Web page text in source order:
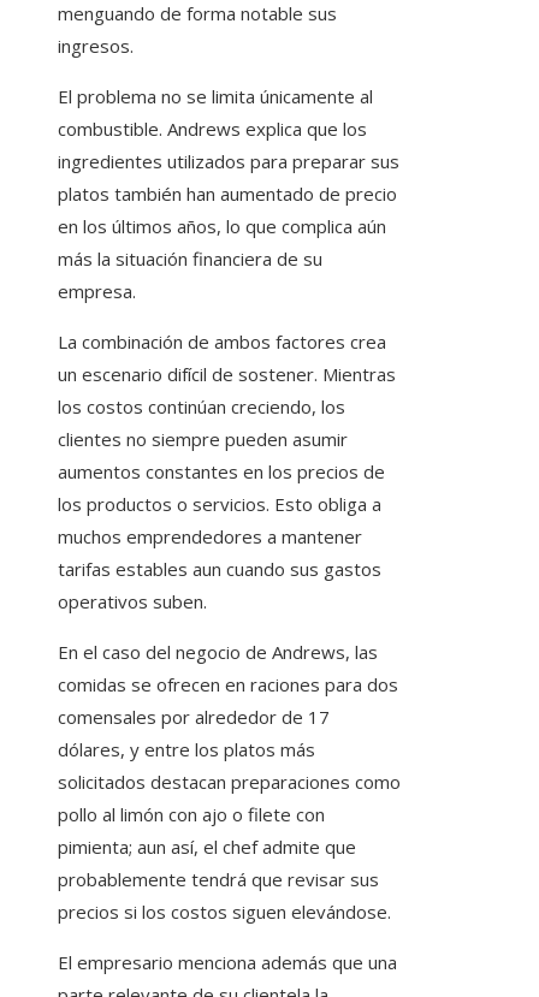
menguando de forma notable sus
ingresos.
El problema no se limita únicamente al
combustible. Andrews explica que los
ingredientes utilizados para preparar sus
platos también han aumentado de precio
en los últimos años, lo que complica aún
más la situación financiera de su
empresa.
La combinación de ambos factores crea
un escenario difícil de sostener. Mientras
los costos continúan creciendo, los
clientes no siempre pueden asumir
aumentos constantes en los precios de
los productos o servicios. Esto obliga a
muchos emprendedores a mantener
tarifas estables aun cuando sus gastos
operativos suben.
En el caso del negocio de Andrews, las
comidas se ofrecen en raciones para dos
comensales por alrededor de 17
dólares, y entre los platos más
solicitados destacan preparaciones como
pollo al limón con ajo o filete con
pimienta; aun así, el chef admite que
probablemente tendrá que revisar sus
precios si los costos siguen elevándose.
El empresario menciona además que una